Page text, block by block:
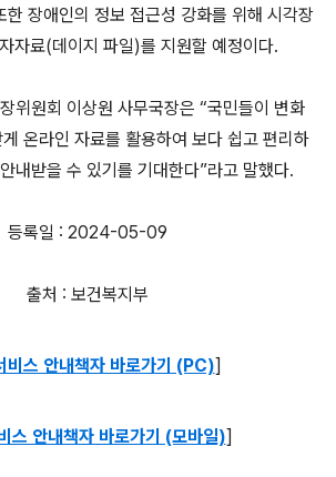
한 장애인의 정보 접근성 강화를 위해 시각장
자료(데이지 파일)를 지원할 예정이다.
위원회 이상원 사무국장은 “국민들이 변화
온라인 자료를 활용하여 보다 쉽고 편리하
내받을 수 있기를 기대한다”라고 말했다.
등록일 : 2024-05-09
출처 : 보건복지부
비스 안내책자 바로가기 (PC)]
스 안내책자 바로가기 (모바일)]